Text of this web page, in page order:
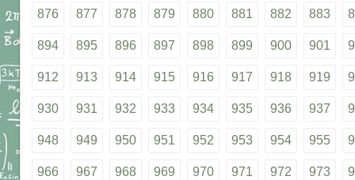
876 877 878 879 880 881 882 883
894 895 896 897 898 899 900 901
912 913 914 915 916 917 918 919
930 931 932 933 934 935 936 937
948 949 950 951 952 953 954 955
966 967 968 969 970 971 972 973